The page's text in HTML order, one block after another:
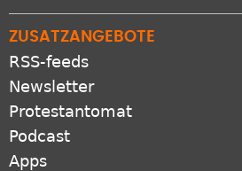
ZUSATZANGEBOTE
RSS-feeds
Newsletter
Protestantomat
Podcast
Apps